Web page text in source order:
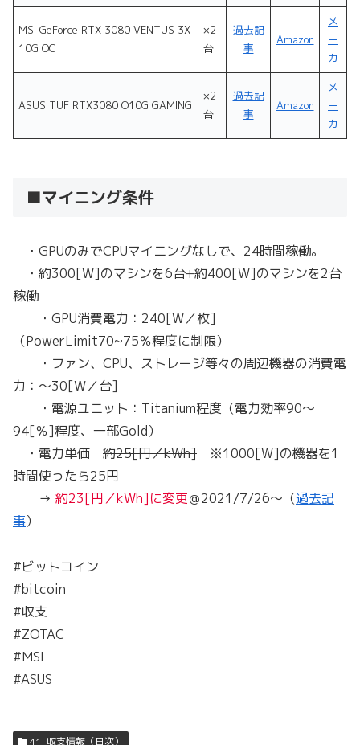
MSI GeForce RTX 3080 VENTUS 3X
10G OC
×2
台
過去記
事
Amazon
メ
ー
カ
ASUS TUF RTX3080 O10G GAMING
×2
台
過去記
事
Amazon
メ
ー
カ
■マイニング条件
・GPUのみでCPUマイニングなしで、24時間稼働。
・約300[W]のマシンを6台+約400[W]のマシンを2台
稼働
・GPU消費電力：240[W／枚]
（PowerLimit70~75％程度に制限）
・ファン、CPU、ストレージ等々の周辺機器の消費電
力：～30[W／台]
・電源ユニット：Titanium程度（電力効率90～
94[％]程度、一部Gold）
・電力単価 約25[円／kWh] ※1000[W]の機器を1
時間使ったら25円
→ 約23[円／kWh]に変更＠2021/7/26～（過去記
事）
#ビットコイン
#bitcoin
#収支
#ZOTAC
#MSI
#ASUS
41_収支情報（日次）